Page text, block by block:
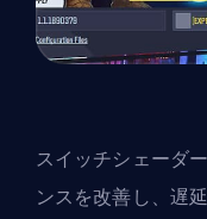
スイッチシェーダ
ンスを改善し、遅